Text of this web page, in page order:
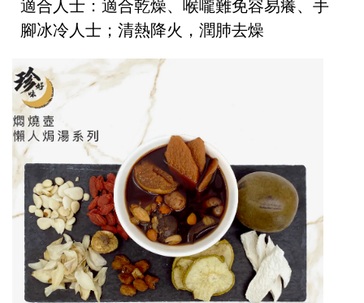
適合人士：適合乾燥、喉嚨難免容易癢、手
腳冰冷人士；清熱降火，潤肺去燥